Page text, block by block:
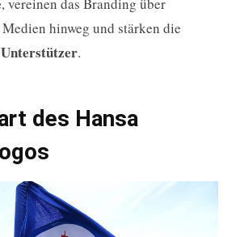
hinweg und stärken die
Unterstützer.
des Hansa